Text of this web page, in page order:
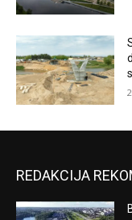
REDAKCIJA